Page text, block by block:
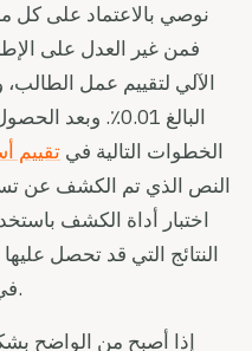
نوصي بالاعتماد على كل
فمن غير العدل على
الآلي لتقييم عمل
الخطوات التالية في تقييم
النص الذي تم الكشف عن
اختبار أداة الكشف
النتائج التي قد تحصل
(LLM) في تقييم المهمة في الاعتبار.
إذا أصبح من الواضح